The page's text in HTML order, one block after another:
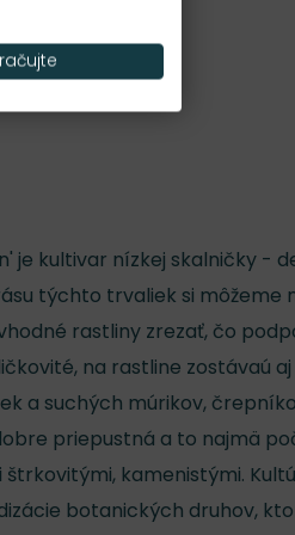
Nároky na slnko
S
je kultivar nízkej skalničky -
týchto trvaliek si
rastliny zrezať, čo
na rastline zostávaú
a suchých múrikov,
priepustná a to najmä
kamenistými.
botanických druhov,